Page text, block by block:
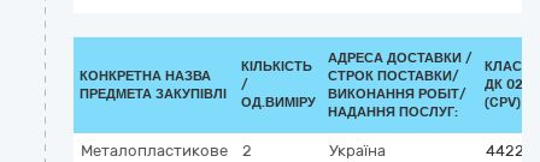
КОНКРЕТНА НАЗВА
ПРЕДМЕТА ЗАКУПІВЛІ
КІЛЬКІСТЬ
/
ОД.ВИМІРУ
АДРЕСА ДОСТАВКИ /
СТРОК ПОСТАВКИ/
ВИКОНАННЯ РОБІТ/
НАДАННЯ ПОСЛУГ:
ДК
(CPV)
Металопластикове
2
Україна